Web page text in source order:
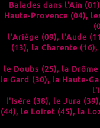
Balades dans l'Ain (01)
Haute-Provence (04),
l'Ariège (09), l'Aude
(13), la Charente (16),
le Doubs (25), la Drôme
le Gard (30), la Haute-
l'
l'Isère (38), le Jura (39)
(44), le Loiret (45), la